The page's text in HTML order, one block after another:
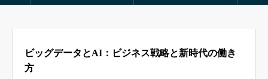
ビッグデータとAI：ビジネス戦略と新時代の働き
方
Company
Column
Service
Doctor-DX（医療従事者はこちら）
小磯卓也（オフィシャルサイト）